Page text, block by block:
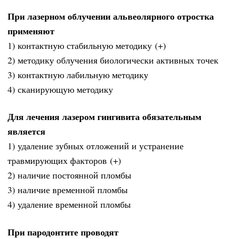
При лазерном облучении альвеолярного отростка
применяют
1) контактную стабильную методику (+)
2) методику облучения биологически активных точек
3) контактную лабильную методику
4) сканирующую методику
Для лечения лазером гингивита обязательным
является
1) удаление зубных отложений и устранение
травмирующих факторов (+)
2) наличие постоянной пломбы
3) наличие временной пломбы
4) удаление временной пломбы
При пародонтите проводят